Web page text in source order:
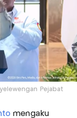
Pejabat
mengaku